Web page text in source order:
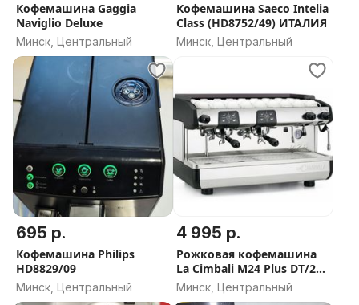
Кофемашина Gaggia
Naviglio Deluxe
Минск, Центральный
Кофемашина Saeco Intelia
Class (HD8752/49) ИТАЛИЯ
Минск, Центральный
695 р.
Кофемашина Philips
HD8829/09
Минск, Центральный
4 995 р.
Рожковая кофемашина
La Cimbali M24 Plus DT/2
ИТАЛИЯ
Минск, Центральный